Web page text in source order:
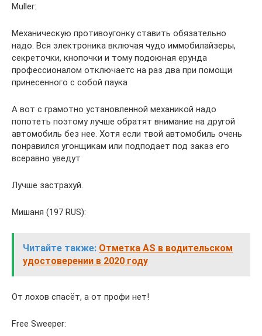
Muller:
Механическую противоугонку ставить обязательно
надо. Вся электроника включая чудо иммобилайзеры,
секреточки, кнопочки и тому подоюная ерунда
профессионалом отключаетс на раз два при помощи
принесенного с собой паука
А вот с грамотно установленной механикой надо
попотеть поэтому лучше обратят внимание на другой
автомобиль без нее. Хотя если твой автомобиль очень
понравился угонщикам или подподает под заказ его
всеравно уведут
Лучше застрахуй.
Мишаня (197 RUS):
Читайте также: Отметка AS в водительском
удостоверении в 2020 году
От лохов спасёт, а от профи нет!
Free Sweeper: